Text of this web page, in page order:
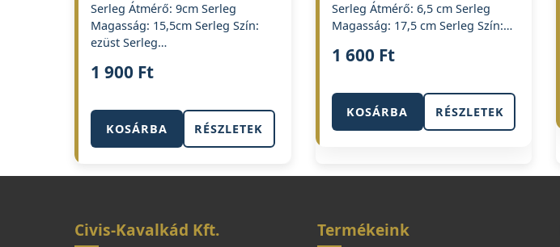
Serleg Átmérő: 9cm Serleg
Magasság: 15,5cm Serleg Szín:
ezüst Serleg…
1 900 Ft
KOSÁRBA RÉSZLETEK
Serleg Átmérő: 6,5 cm Serleg
Magasság: 17,5 cm Serleg Szín:…
1 600 Ft
KOSÁRBA RÉSZLETEK
Civis-Kavalkád Kft. Termékeink